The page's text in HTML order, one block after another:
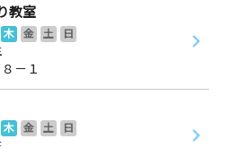
教室
木 金 土
日
－１
木 金 土
日